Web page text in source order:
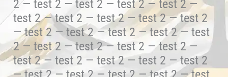
2 — test 2 — test 2 — test 2 — test 2 —
test 2 — test 2 — test 2 — test 2 — test 2
— test 2 — test 2 — test 2 — test 2 — test
2 — test 2 — test 2 — test 2 — test 2 —
test 2 — test 2 — test 2 — test 2 — test 2